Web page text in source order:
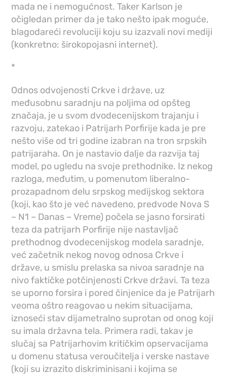
mada ne i nemogućnost. Taker Karlson je
očigledan primer da je tako nešto ipak moguće,
blagodareći revoluciji koju su izazvali novi mediji
(konkretno: širokopojasni internet).
*
Odnos odvojenosti Crkve i države, uz
međusobnu saradnju na poljima od opšteg
značaja, je u svom dvodecenijskom trajanju i
razvoju, zatekao i Patrijarh Porfirije kada je pre
nešto više od tri godine izabran na tron srpskih
patrijaraha. On je nastavio dalje da razvija taj
model, po ugledu na svoje prethodnike. Iz nekog
razloga, međutim, u pomenutom liberalno-
prozapadnom delu srpskog medijskog sektora
(koji, kao što je već navedeno, predvode Nova S
– N1 – Danas – Vreme) počela se jasno forsirati
teza da patrijarh Porfirije nije nastavljač
prethodnog dvodecenijskog modela saradnje,
već začetnik nekog novog odnosa Crkve i
države, u smislu prelaska sa nivoa saradnje na
nivo faktičke potčinjenosti Crkve državi. Ta teza
se uporno forsira i pored činjenice da je Patrijarh
veoma oštro reagovao u nekim situacijama,
iznoseći stav dijametralno suprotan od onog koji
su imala državna tela. Primera radi, takav je
slučaj sa Patrijarhovim kritičkim opservacijama
u domenu statusa veroučitelja i verske nastave
(koji su izrazito diskriminisani i kojima se